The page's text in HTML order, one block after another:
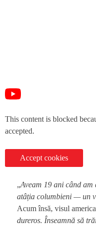
This content is blocked
accepted.
Accept cookies
„Aveam 19 ani când
atâția columbieni — un
Acum însă, visul
dureros. Înseamnă să